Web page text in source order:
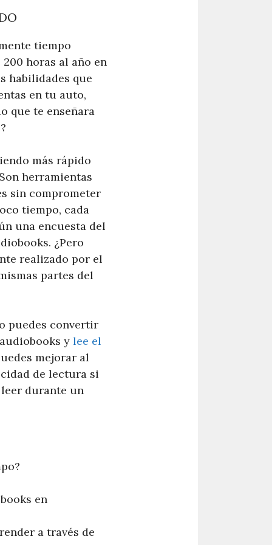
tiempo
horas al año en
habilidades que
en tu auto,
que te enseñara
más rápido
herramientas
sin comprometer
tiempo, cada
una encuesta del
¿Pero
realizado por el
partes del
puedes convertir
y lee el
mejorar al
de lectura si
durante un
en
a través de